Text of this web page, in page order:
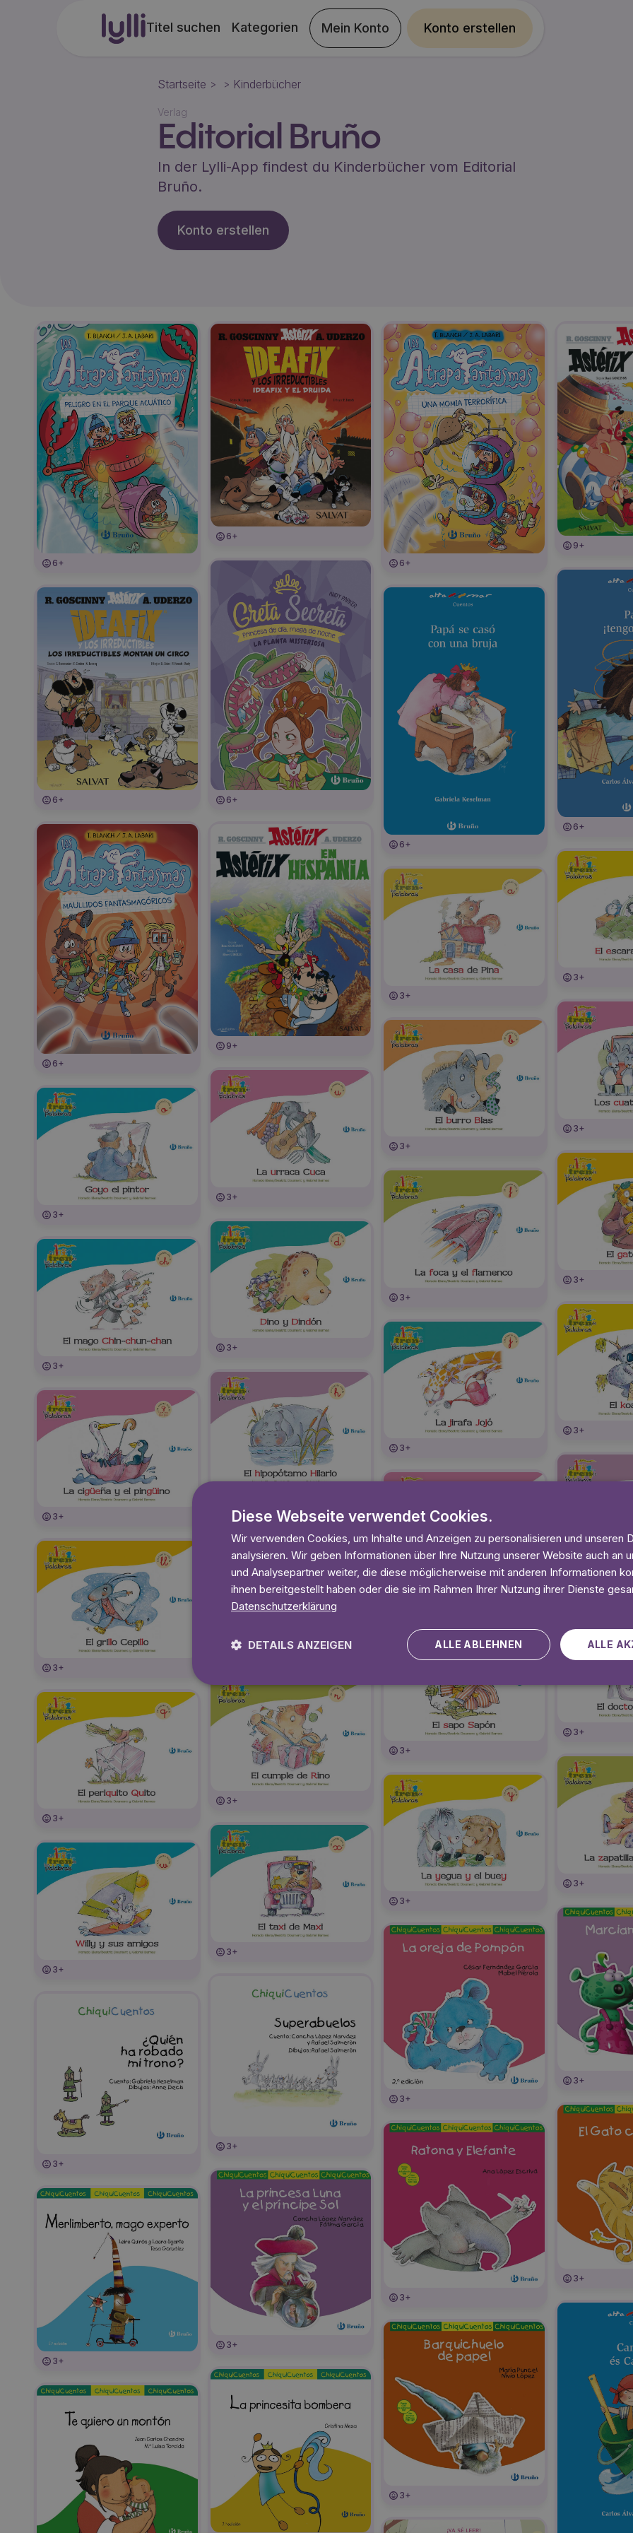
Titel suchen Kategorien Mein Konto Konto erstellen
Startseite > > Kinderbücher
Verlag
Editorial Bruño
In der Lylli-App findest du Kinderbücher vom Editorial
Bruño.
Konto erstellen
6+
6+
6+
9+
6+ 6+
6+
6+
6+
9+
3+
3+
3+
3+
3+
3+
3+
3+
3+
3+
3+
3+
3+
3+
3+
3+
3+
3+
3+
3+
3+
3+
3+
3+
3+
3+
3+
3+
3+
3+
3+
3+
Diese Webseite verwendet Cookies.
Wir verwenden Cookies, um Inhalte und Anzeigen zu personalisieren und unseren
analysieren. Wir geben Informationen über Ihre Nutzung unserer Website auch an
und Analysepartner weiter, die diese möglicherweise mit anderen Informationen
ihnen bereitgestellt haben oder die sie im Rahmen Ihrer Nutzung ihrer Dienste
Datenschutzerklärung
ALLE
ALLE ABLEHNEN
DETAILS ANZEIGEN